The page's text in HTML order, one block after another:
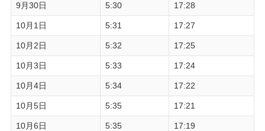
9月30日 5:30 17:28
10月1日 5:31 17:27
10月2日 5:32 17:25
10月3日 5:33 17:24
10月4日 5:34 17:22
10月5日 5:35 17:21
10月6日 5:35 17:19